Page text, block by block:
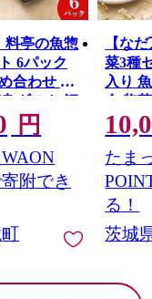
料亭の魚惣
6パック
合わせ 魚
ギフト 鯛
包装 食べ
円
附でき
【な
菜3種
入り
介 惣
サー
比べ
たま
る！
茨城